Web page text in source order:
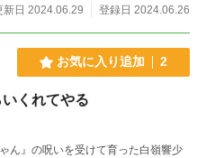
新日 2024.06.29
登録日 2024.06.26
お気に入り追加 2
くれてやる
ん』の呪いを受けて育った白嶺響少